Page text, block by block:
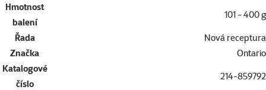
Hmotnost
balení
101 - 400 g
Řada
Nová receptura
Značka
Ontario
Katalogové
číslo
214-859792